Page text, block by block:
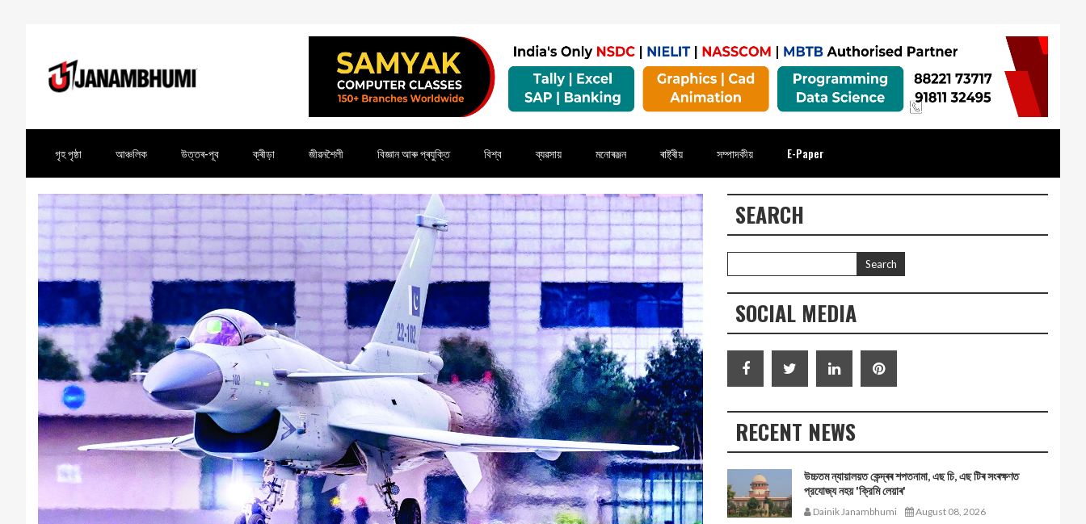
গৃহ পৃষ্ঠা আঞ্চলিক উত্তৰ-পূব ক্ৰীড়া জীৱনশৈলী বিজ্ঞান আৰু প্ৰযুক্তি বিশ্ব ব্যৱসায় মনোৰঞ্জন ৰাষ্ট্ৰীয় সম্পাদকীয় E-Paper
SEARCH
SOCIAL MEDIA
RECENT NEWS
উচ্চতম ন্যায়ালয়ত কেন্দ্ৰৰ শপতনামা, এছ চি, এছ টিৰ সংৰক্ষণত
প্রযোজ্য নহয় 'ক্রিমি লেয়াৰ'
Dainik Janambhumi August 08, 2026